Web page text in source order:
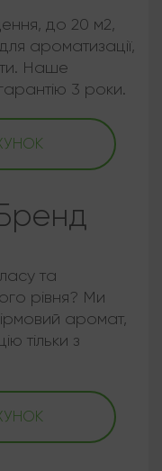
до 20 м2,
ароматизації,
Наше
3 роки.
та
рівня? Ми
аромат,
тільки з